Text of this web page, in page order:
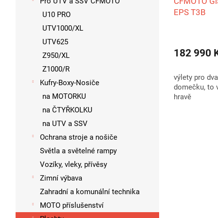
U10 PRO
UTV1000/XL
UTV625
Z950/XL
Z1000/R
Kufry-Boxy-Nosiče
na MOTORKU
na ČTYŘKOLKU
na UTV a SSV
Ochrana stroje a nošiče
Světla a světelné rampy
Vozíky, vleky, přívěsy
Zimní výbava
Zahradní a komunální technika
MOTO příslušenství
EPS T3B
produktu
5,0
z
5
hvězdiček.
182 990
výlety pro
domečku, to
hravě